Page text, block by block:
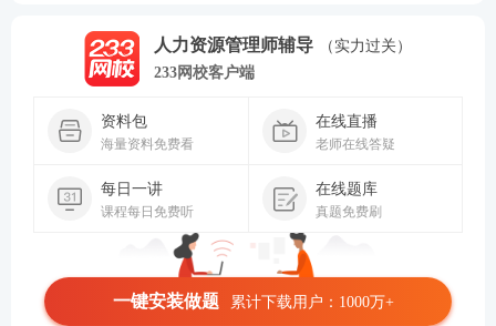
人力资源管理师辅导
（实力过关）
233网校客户端
资料包
海量资料免费看
在线直播
老师在线答疑
每日一讲
课程每日免费听
在线题库
真题免费刷
一键安装做题 累计下载用户：1000万+